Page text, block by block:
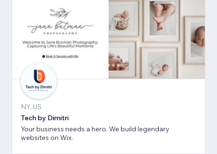
NY, US
Tech by Dimitri
Your business needs a hero. We build legendary
websites on Wix.